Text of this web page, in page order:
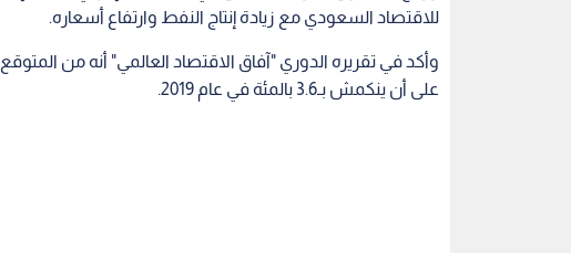
للاقتصاد السعودي مع زيادة إنتاج النفط وارتفاع أسعاره.
على أن ينكمش بـ3.6 بالمئة في عام 2019.